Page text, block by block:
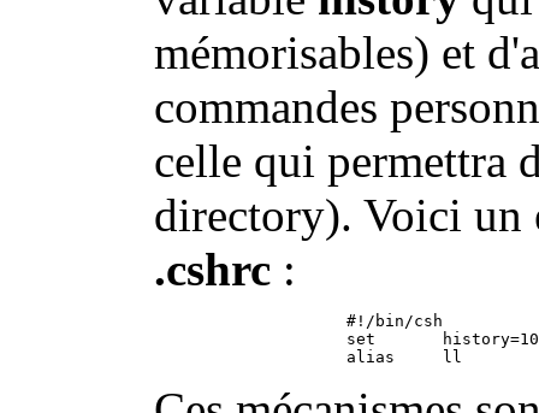
mémorisables) et
commandes
celle qui permettra
directory). Voici un
.cshrc :
                    #!/bin/csh
set